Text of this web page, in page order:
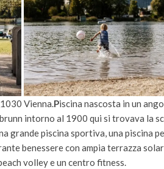
Vienna.Piscina nascosta in un
intorno al 1900 qui si trovava la
grande piscina sportiva, una piscina
benessere con ampia terrazza
volley e un centro fitness.